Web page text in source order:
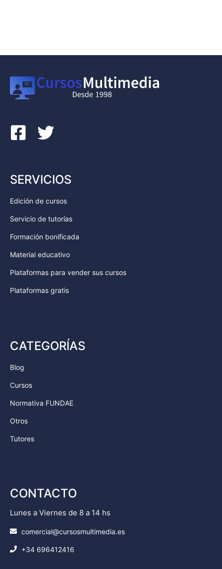
SERVICIOS
Edición de cursos
Servicio de tutorías
Formación bonificada
Material educativo
Plataformas para vender sus cursos
Plataformas gratis
CATEGORÍAS
Blog
Cursos
Normativa FUNDAE
Otros
Tutores
CONTACTO
Lunes a Viernes de 8 a 14 hs
comercial@cursosmultimedia.es
+34 696412416